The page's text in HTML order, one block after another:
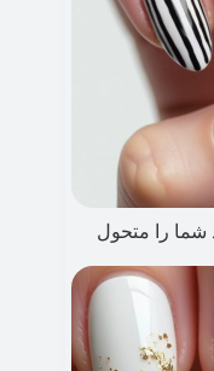
را متحول